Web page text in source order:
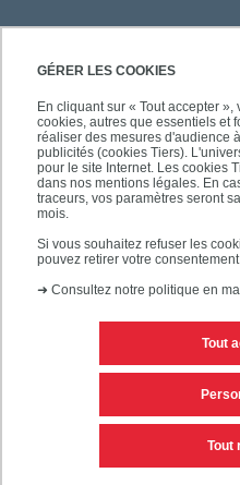
GÉRER LES COOKIES
En cliquant sur « Tout accepter
cookies, autres que essentiels et
réaliser des mesures d'audience
publicités (cookies Tiers).
pour le site Internet. Les cookies
dans nos mentions légales. En
traceurs, vos paramètres seront
mois.
Si vous souhaitez refuser les
pouvez retirer votre
➜ Consultez notre politique en
Tout
Tout
Mentions
Personnaliser les cookies